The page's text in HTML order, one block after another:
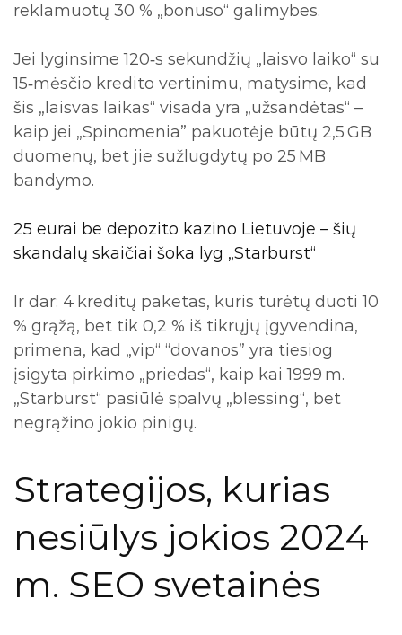
reklamuotų 30 % „bonuso“ galimybes.
Jei lyginsime 120‑s sekundžių „laisvo laiko“ su
15‑mėsčio kredito vertinimu, matysime, kad
šis „laisvas laikas“ visada yra „užsandėtas“ –
kaip jei „Spinomenia” pakuotėje būtų 2,5 GB
duomenų, bet jie sužlugdytų po 25 MB
bandymo.
25 eurai be depozito kazino Lietuvoje – šių
skandalų skaičiai šoka lyg „Starburst“
Ir dar: 4 kreditų paketas, kuris turėtų duoti 10
% grąžą, bet tik 0,2 % iš tikrųjų įgyvendina,
primena, kad „vip“ “dovanos” yra tiesiog
įsigyta pirkimo „priedas“, kaip kai 1999 m.
„Starburst“ pasiūlė spalvų „blessing“, bet
negrąžino jokio pinigų.
Strategijos, kurias
nesiūlys jokios 2024
m. SEO svetainės